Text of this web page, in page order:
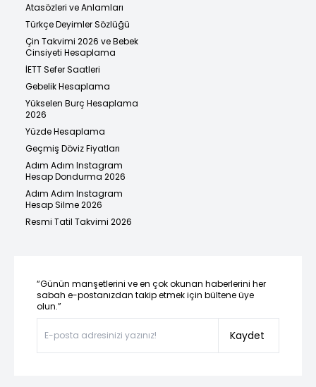
Atasözleri ve Anlamları
Türkçe Deyimler Sözlüğü
Çin Takvimi 2026 ve Bebek
Cinsiyeti Hesaplama
İETT Sefer Saatleri
Gebelik Hesaplama
Yükselen Burç Hesaplama
2026
Yüzde Hesaplama
Geçmiş Döviz Fiyatları
Adım Adım Instagram
Hesap Dondurma 2026
Adım Adım Instagram
Hesap Silme 2026
Resmi Tatil Takvimi 2026
“Günün manşetlerini ve en çok okunan haberlerini her
sabah e-postanızdan takip etmek için bültene üye
olun.”
Kaydet